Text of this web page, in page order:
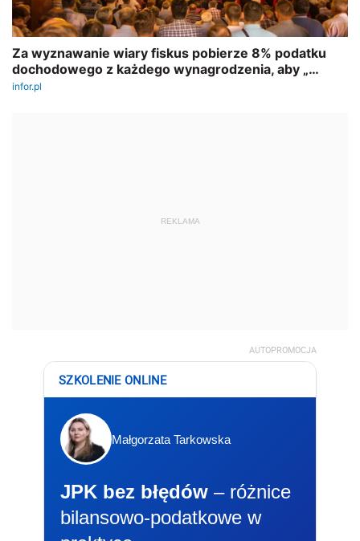
REKLAMA
AUTOPROMOCJA
SZKOLENIE ONLINE
Małgorzata Tarkowska
JPK bez błędów – różnice
bilansowo-podatkowe w